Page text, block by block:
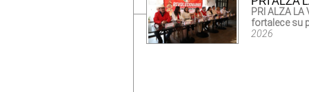
PRI ALZA LA
fortalece su
2026